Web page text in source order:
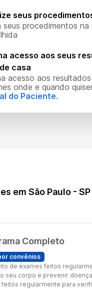
seus
seus procedimentos na
acesso aos seus
casa
acesso aos
onde e quando
do Paciente.
em São Paulo - SP
Completo
convênios
de exames feitos
seu corpo e prevenir
feitos regularmente para